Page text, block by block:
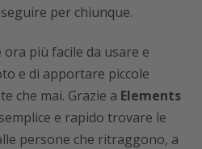
per chiunque.
ora più facile da usare e
e di apportare piccole
che mai. Grazie a Elements
e rapido trovare le
persone che ritraggono, a